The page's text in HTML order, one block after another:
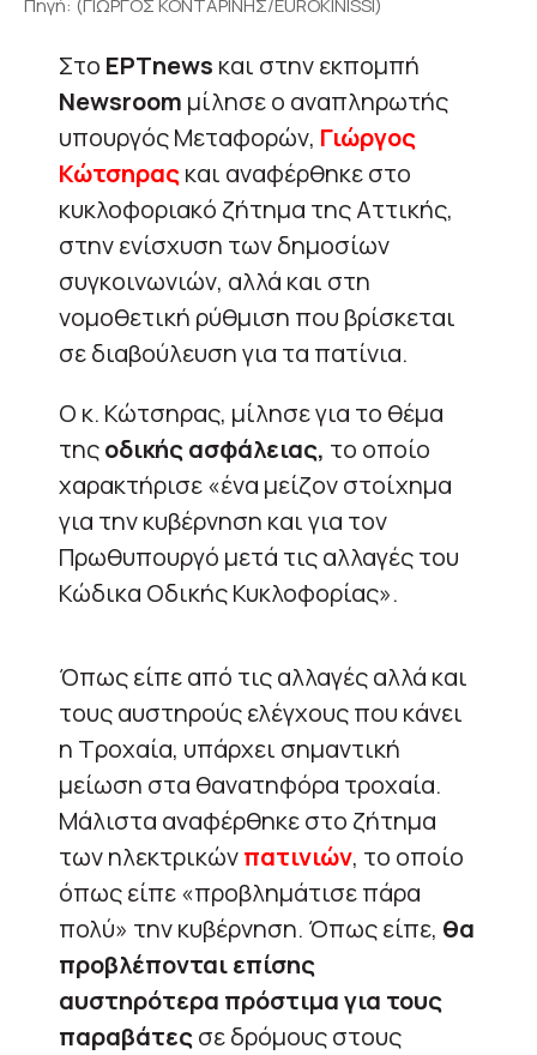
Πηγή: (ΓΙΩΡΓΟΣ ΚΟΝΤΑΡΙΝΗΣ/EUROKINISSI)
Στο ΕΡΤnews και στην εκπομπή
Newsroom μίλησε ο αναπληρωτής
υπουργός Μεταφορών, Γιώργος
Κώτσηραςκαι αναφέρθηκε στο
κυκλοφοριακό ζήτημα της Αττικής,
στην ενίσχυση των δημοσίων
συγκοινωνιών, αλλά και στη
νομοθετική ρύθμιση που βρίσκεται
σε διαβούλευση για τα πατίνια.
Ο κ. Κώτσηρας, μίλησε για το θέμα
τηςοδικής ασφάλειας, το οποίο
χαρακτήρισε «ένα μείζον στοίχημα
για την κυβέρνηση και για τον
Πρωθυπουργό μετά τις αλλαγές του
Κώδικα Οδικής Κυκλοφορίας».
Όπως είπε από τις αλλαγές αλλά και
τους αυστηρούς ελέγχους που κάνει
η Τροχαία, υπάρχει σημαντική
μείωση στα θανατηφόρα τροχαία.
Μάλιστα αναφέρθηκε στο ζήτημα
των ηλεκτρικώνπατινιών, το οποίο
όπως είπε «προβλημάτισε πάρα
πολύ» την κυβέρνηση. Όπως είπε, θα
προβλέπονται επίσης
αυστηρότερα πρόστιμα για τους
παραβάτεςσε δρόμους στους